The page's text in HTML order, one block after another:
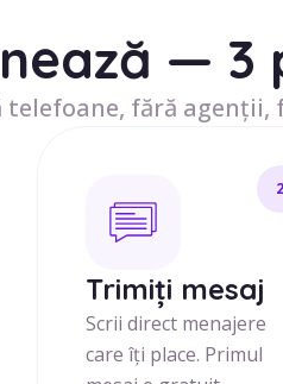
— 3
telefoane, fără agenții,
2
Trimiți mesaj
Scrii direct menajere
care îți place. Primul